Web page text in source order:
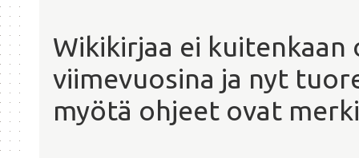
Wikikirjaa ei
viimevuosina ja nyt
myötä ohjeet ovat